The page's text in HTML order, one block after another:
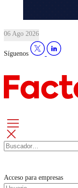
06 Ago 2026
Síguenos
Acceso para empresas